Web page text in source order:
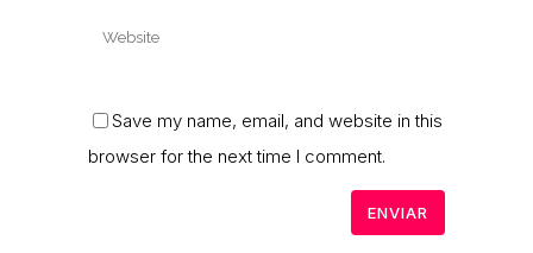
Save my name, email, and website in this
browser for the next time I comment.